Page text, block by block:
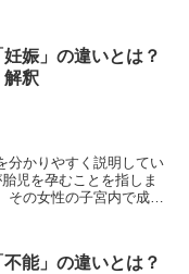
妊娠」の違いとは？
解釈
分かりやすく説明してい
児を孕むことを指しま
その女性の子宮内で成長
不能」の違いとは？